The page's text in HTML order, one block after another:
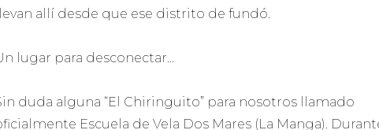
llevan allí desde que ese distrito de fundó.
lugar para desconectar…
duda alguna “El Chiringuito” para nosotros llamado
Escuela de Vela Dos Mares (La Manga).